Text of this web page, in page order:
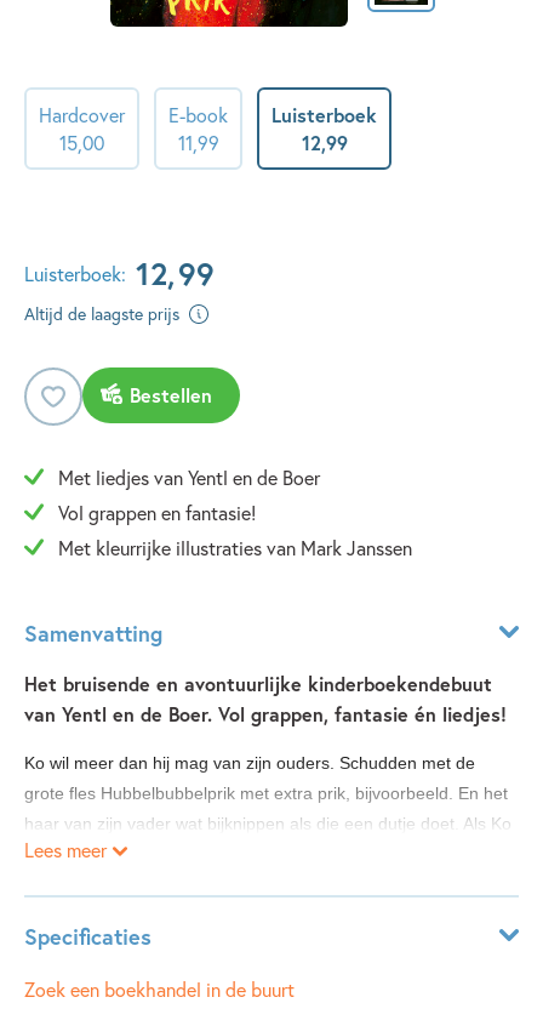
Hardcover
15,00
E-book
11,99
Luisterboek
12,99
Luisterboek: 12,99
Altijd de laagste prijs
Bestellen
Met liedjes van Yentl en de Boer
Vol grappen en fantasie!
Met kleurrijke illustraties van Mark Janssen
Samenvatting
Het bruisende en avontuurlijke kinderboekendebuut
van Yentl en de Boer. Vol grappen, fantasie én liedjes!
Ko wil meer dan hij mag van zijn ouders. Schudden met de
grote fles Hubbelbubbelprik met extra prik, bijvoorbeeld. En het
haar van zijn vader wat bijknippen als die een dutje doet. Als Ko
voor straf naar zijn kamer wordt gestuurd, wenst hij dat hij weg
bed... en schiet hij omhoog!
Lees meer
Specificaties
Leeftijdsindicatie: 7 - 9 jaar
Zoek een boekhandel in de buurt